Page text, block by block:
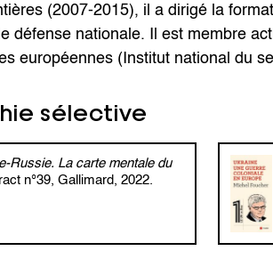
(2007-2015), il a dirigé la
défense nationale. Il est membre
européennes (Institut national du
sélective
Russie. La carte mentale du
n°39, Gallimard, 2022.